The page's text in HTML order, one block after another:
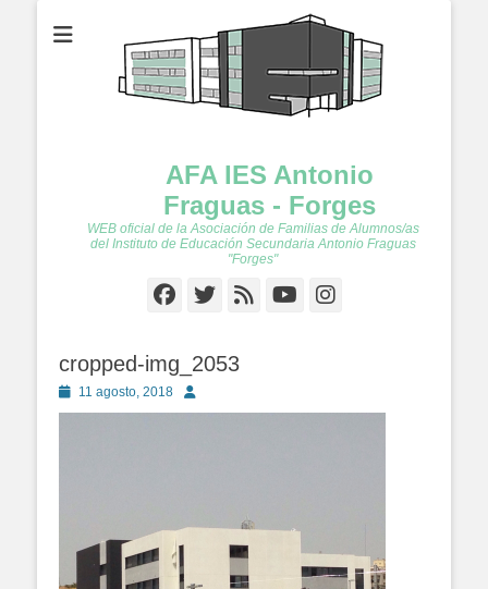
AFA IES Antonio
Fraguas - Forges
WEB oficial de la Asociación de Familias de Alumnos/as
del Instituto de Educación Secundaria Antonio Fraguas
"Forges"
Facebook
Twitter
FeedYouTube
Instagram
cropped-img_2053
Publicado
en
11 agosto, 2018 Autor